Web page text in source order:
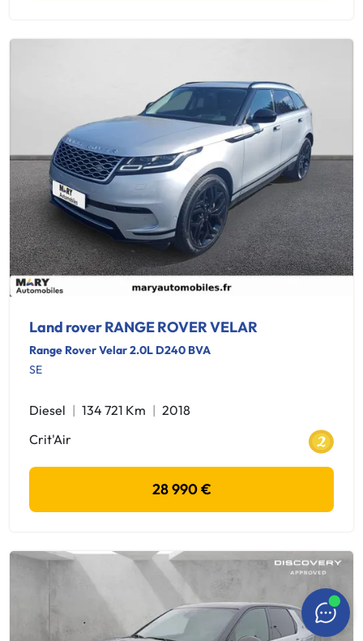
Land rover RANGE ROVER VELAR
Range Rover Velar 2.0L D240 BVA
SE
Diesel 134 721 Km
2018
Crit'Air
28 990 €